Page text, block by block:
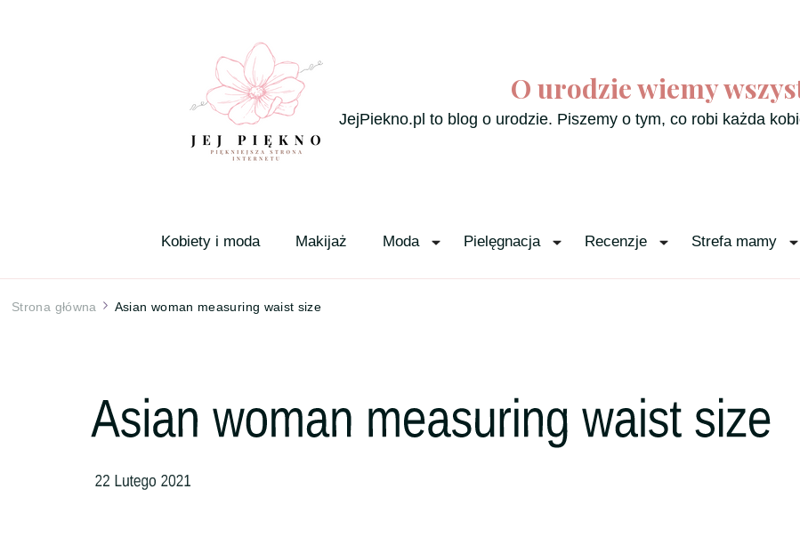
O urodzie wiemy
JejPiekno.pl to blog o urodzie. Piszemy o tym, co robi każda
Kobiety i moda Makijaż Moda Pielęgnacja Recenzje Strefa mamy
Strona główna Asian woman measuring waist size